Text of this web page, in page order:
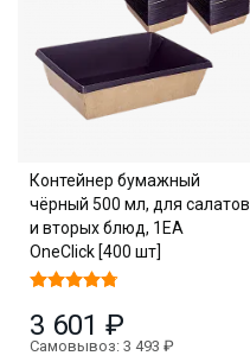
Контейнер бумажный
чёрный 500 мл, для салатов
и вторых блюд, 1EA
OneClick [400 шт]
3 601 ₽
Самовывоз: 3 493 ₽